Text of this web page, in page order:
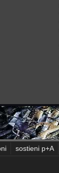
sostieni p+A